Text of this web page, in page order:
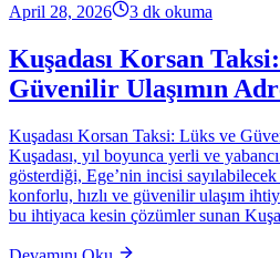
April 28, 2026
3 dk okuma
Kuşadası Korsan
Güvenilir Ulaşımın
Kuşadası Korsan Taksi: Lüks ve
Kuşadası, yıl boyunca yerli ve
gösterdiği, Ege’nin incisi
konforlu, hızlı ve güvenilir ulaşım
bu ihtiyaca kesin çözümler sunan